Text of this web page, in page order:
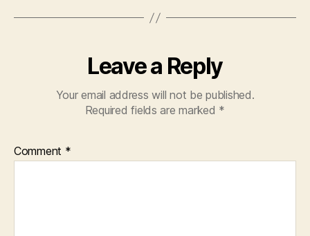
Leave a Reply
Your email address will not be published.
Required fields are marked *
Comment *